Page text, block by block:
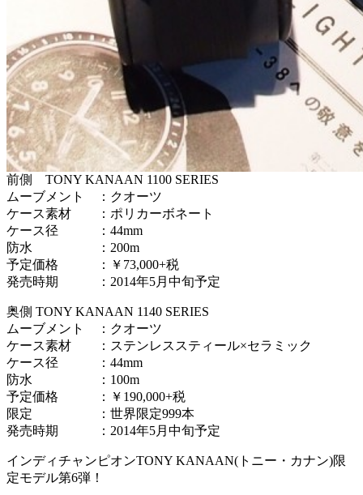
前側 TONY KANAAN 1100 SERIES
ムーブメント ：クオーツ
ケース素材 ：ポリカーボネート
ケース径 ：44mm
防水 ：200m
予定価格 ：￥73,000+税
発売時期 ：2014年5月中旬予定
奥側 TONY KANAAN 1140 SERIES
ムーブメント ：クオーツ
ケース素材 ：ステンレススティール×セラミック
ケース径 ：44mm
防水 ：100m
予定価格 ：￥190,000+税
限定 ：世界限定999本
発売時期 ：2014年5月中旬予定
インディチャンピオンTONY KANAAN(トニー・カナン)限
定モデル第6弾！